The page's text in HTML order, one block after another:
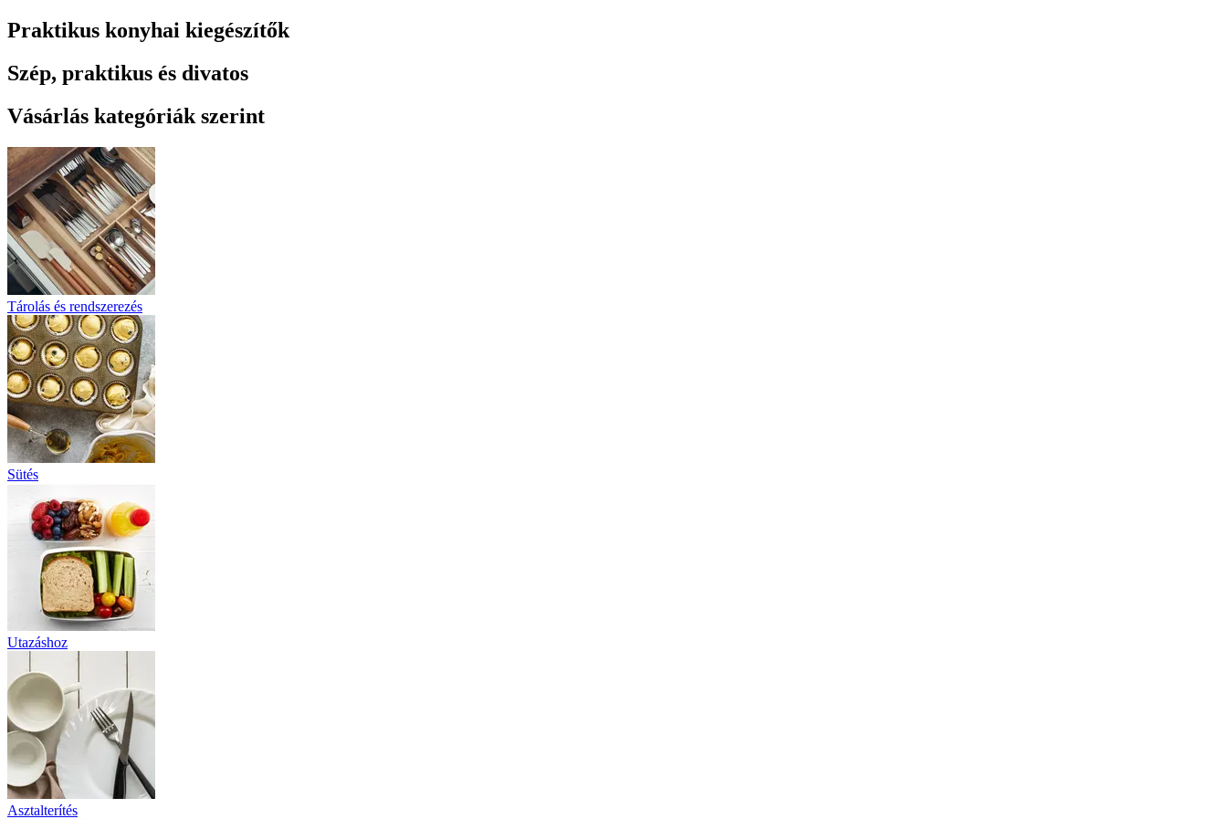
Praktikus konyhai kiegészítők
Szép, praktikus és divatos
Vásárlás kategóriák szerint
Tárolás és rendszerezés
Sütés
Utazáshoz
Asztalterítés